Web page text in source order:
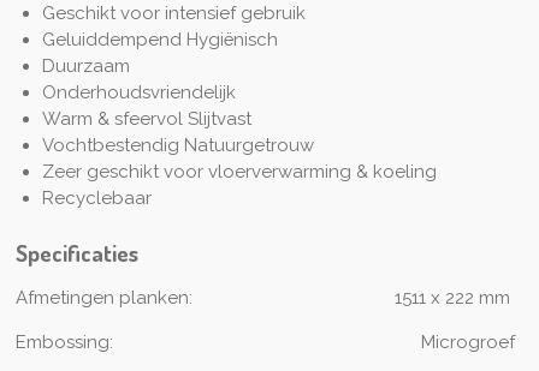
Geschikt voor intensief gebruik
Geluiddempend Hygiënisch
Duurzaam
Onderhoudsvriendelijk
Warm & sfeervol Slijtvast
Vochtbestendig Natuurgetrouw
Zeer geschikt voor vloerverwarming & koeling
Recyclebaar
Specificaties
Afmetingen planken: 1511x 222 mm
Embossing: Microgroef